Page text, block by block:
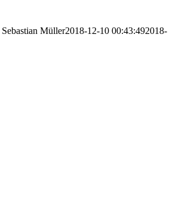
Sebastian Müller2018-12-10 00:43:492018-